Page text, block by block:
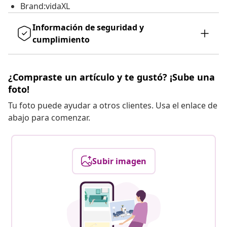
Brand:vidaXL
Información de seguridad y
cumplimiento
¿Compraste un artículo y te gustó? ¡Sube una
foto!
Tu foto puede ayudar a otros clientes. Usa el enlace de
abajo para comenzar.
Subir imagen